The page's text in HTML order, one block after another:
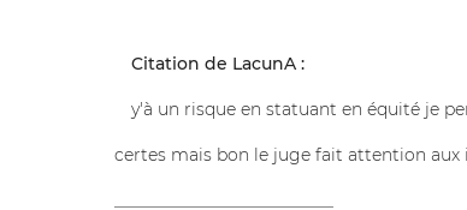
Citation de LacunA :
y'à un risque en statuant en équité je
certes mais bon le juge fait attention